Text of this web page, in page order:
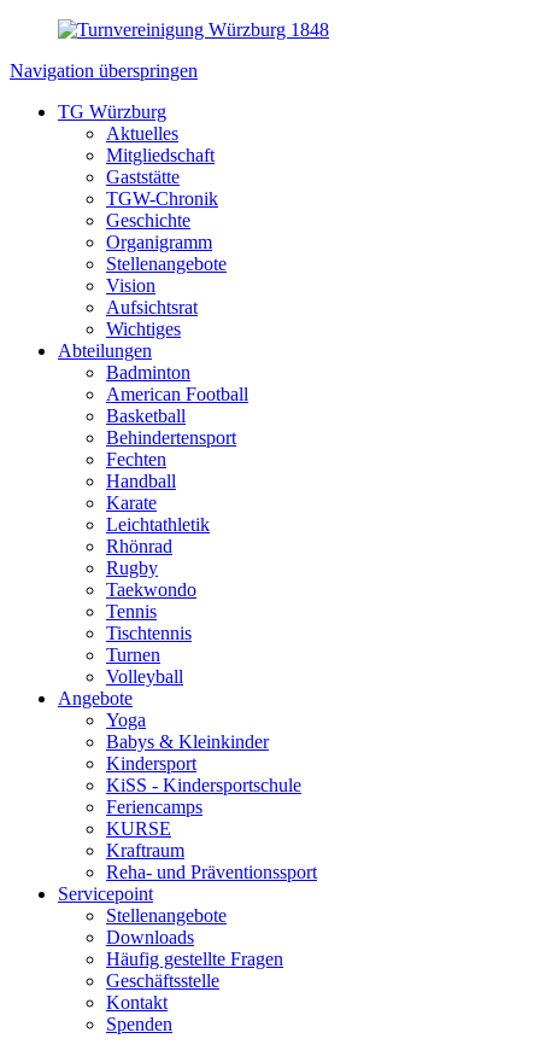
Navigation überspringen
TG Würzburg
Aktuelles
Mitgliedschaft
Gaststätte
TGW-Chronik
Geschichte
Organigramm
Stellenangebote
Vision
Aufsichtsrat
Wichtiges
Abteilungen
Badminton
American Football
Basketball
Behindertensport
Fechten
Handball
Karate
Leichtathletik
Rhönrad
Rugby
Taekwondo
Tennis
Tischtennis
Turnen
Volleyball
Angebote
Yoga
Babys & Kleinkinder
Kindersport
KiSS - Kindersportschule
Feriencamps
KURSE
Kraftraum
Reha- und Präventionssport
Servicepoint
Stellenangebote
Downloads
Häufig gestellte Fragen
Geschäftsstelle
Kontakt
Spenden